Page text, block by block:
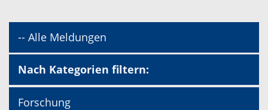
-- Alle Meldungen
Nach Kategorien filtern:
Forschung